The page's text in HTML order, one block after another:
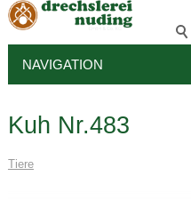
NAVIGATION
Kuh Nr.483
Tiere